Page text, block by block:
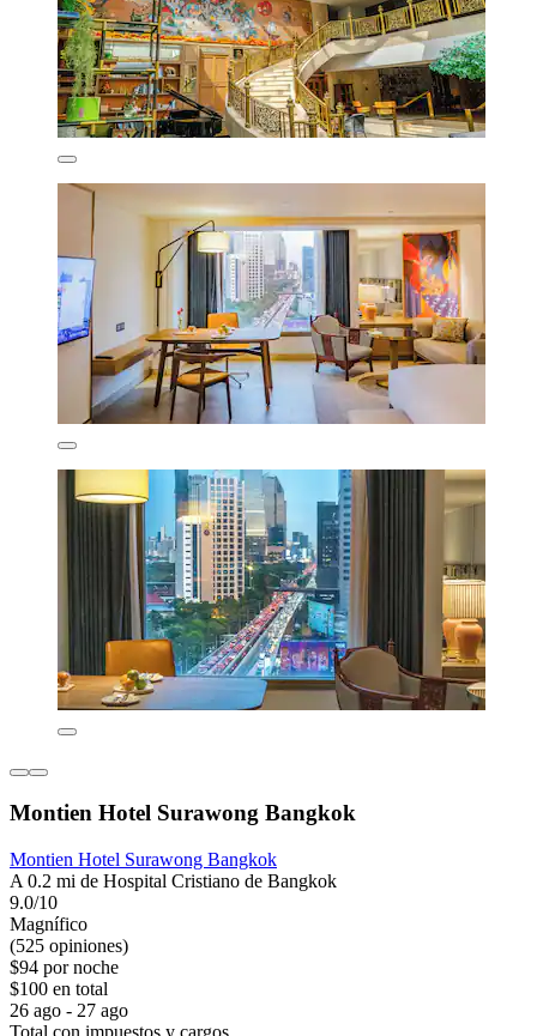
Montien Hotel Surawong Bangkok
Montien Hotel Surawong Bangkok
A 0.2 mi de Hospital Cristiano de Bangkok
9.0/10
Magnífico
(525 opiniones)
$94 por noche
$100 en total
26 ago - 27 ago
Total con impuestos y cargos